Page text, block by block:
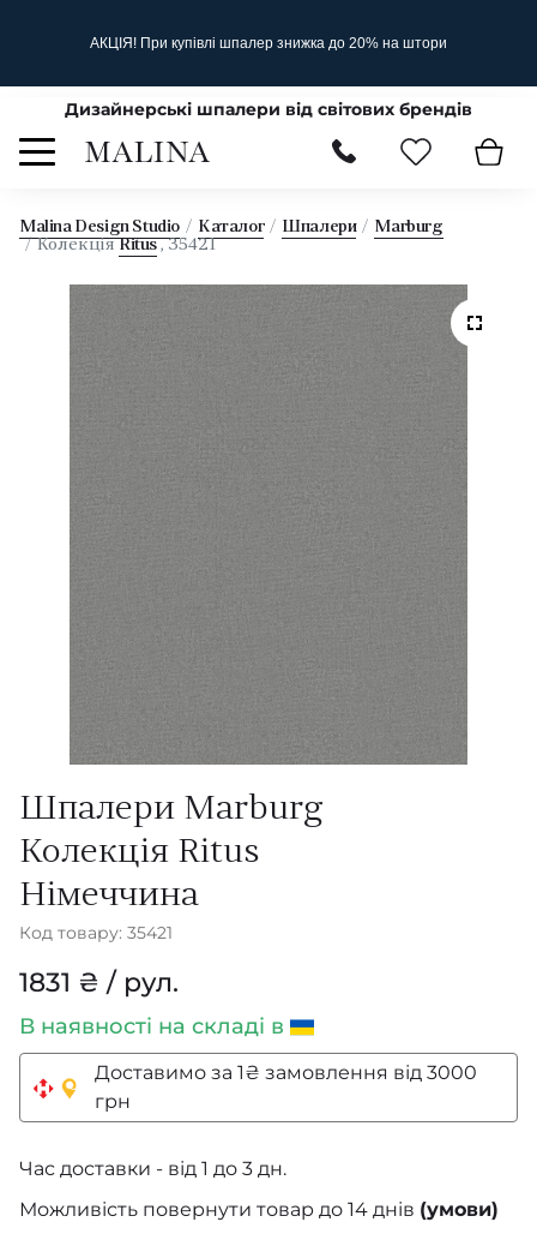
АКЦІЯ! При купівлі шпалер знижка до 20% на штори
Дизайнерські шпалери від світових брендів
Malina Design Studio Каталог Шпалери
Marburg
Колекція Ritus , 35421
Шпалери Marburg
Колекція Ritus
Німеччина
Код товару: 35421
1831 ₴ / рул.
В наявності на складі в
Доставимо за 1₴ замовлення від 3000
грн
Час доставки - від 1 до 3 дн.
Можливість повернути товар до 14 днів (умови)